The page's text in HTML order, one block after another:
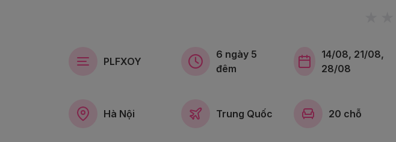
PLFXOY
6 ngày 5
đêm
14/08, 21/08,
28/08
Hà Nội Trung Quốc 20 chỗ